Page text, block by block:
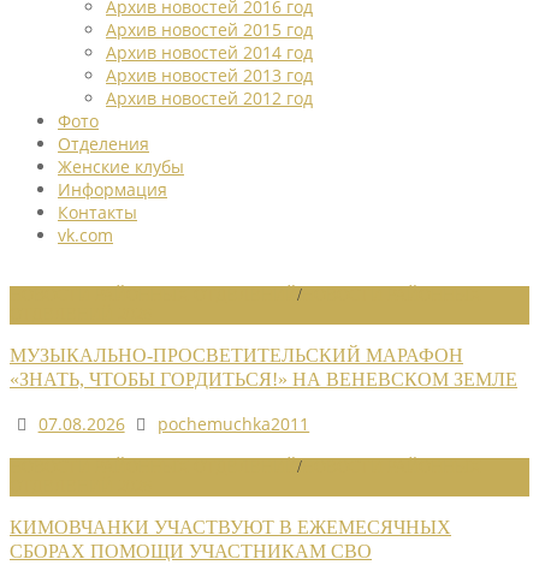
Архив новостей 2016 год
Архив новостей 2015 год
Архив новостей 2014 год
Архив новостей 2013 год
Архив новостей 2012 год
Фото
Отделения
Женские клубы
Информация
Контакты
vk.com
/
МУЗЫКАЛЬНО-ПРОСВЕТИТЕЛЬСКИЙ МАРАФОН
«ЗНАТЬ, ЧТОБЫ ГОРДИТЬСЯ!» НА ВЕНЕВСКОМ ЗЕМЛЕ
07.08.2026
pochemuchka2011
/
КИМОВЧАНКИ УЧАСТВУЮТ В ЕЖЕМЕСЯЧНЫХ
СБОРАХ ПОМОЩИ УЧАСТНИКАМ СВО